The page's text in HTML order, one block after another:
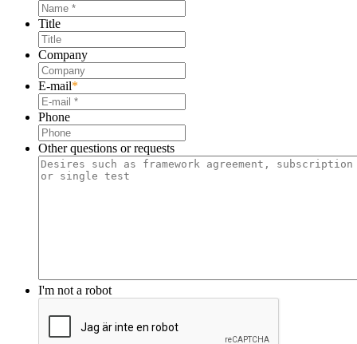
Title
Company
E-mail*
Phone
Other questions or requests
I'm not a robot